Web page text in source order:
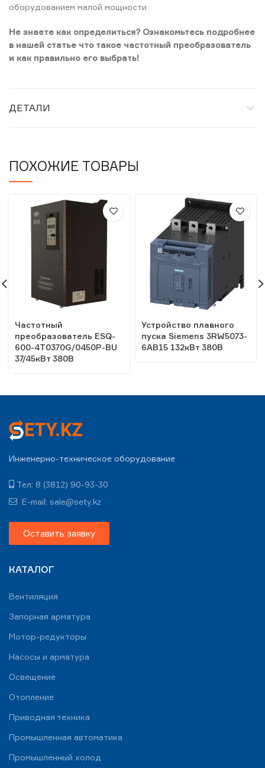
оборудованием малой мощности
Не знаете как определиться? Ознакомьтесь подробнее
в нашей статье что такое частотный преобразователь
и как правильно его выбрать!
ДЕТАЛИ
ПОХОЖИЕ ТОВАРЫ
Частотный
преобразователь ESQ-
600-4T0370G/0450P-BU
37/45кВт 380В
Устройство плавного
пуска Siemens 3RW5073-
6AB15 132кВт 380В
Инженерно-техническое оборудование
Тел: 8 (3812) 90-93-30
E-mail: sale@sety.kz
Оставить заявку
КАТАЛОГ
Вентиляция
Запорная арматура
Мотор-редукторы
Насосы и арматура
Освещение
Отопление
Приводная техника
Промышленная автоматика
Промышленный холод